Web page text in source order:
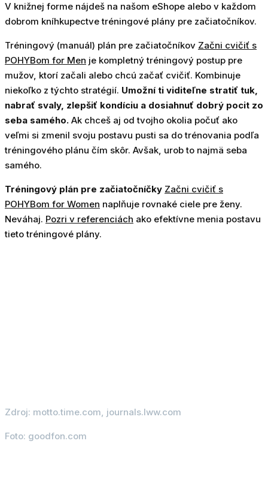
V knižnej forme nájdeš na našom eShope alebo v každom
dobrom kníhkupectve tréningové plány pre začiatočníkov.
Tréningový (manuál) plán pre začiatočníkov Začni cvičiť s
POHYBom for Men je kompletný tréningový postup pre
mužov, ktorí začali alebo chcú začať cvičiť. Kombinuje
niekoľko z týchto stratégií. Umožní ti viditeľne stratiť tuk,
nabrať svaly, zlepšiť kondíciu a dosiahnuť dobrý pocit zo
seba samého. Ak chceš aj od tvojho okolia počuť ako
veľmi si zmenil svoju postavu pusti sa do trénovania podľa
tréningového plánu čím skôr. Avšak, urob to najmä seba
samého.
Tréningový plán pre začiatočníčky Začni cvičiť s
POHYBom for Women naplňuje rovnaké ciele pre ženy.
Neváhaj. Pozri v referenciách ako efektívne menia postavu
tieto tréningové plány.
Zdroj: motto.time.com, journals.lww.com
Foto: goodfon.com